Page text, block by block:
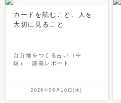
カードを読むこと、人を
大切に見ること
自分軸をつくる占い（中
級） 講義レポート
2026年06月10日(水)